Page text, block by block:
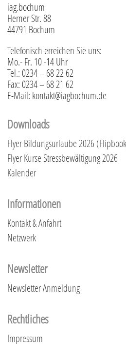
iag.bochum
Herner Str. 88
44791 Bochum
Telefonisch erreichen Sie uns:
Mo.- Fr. 10 -14 Uhr
Tel.: 0234 – 68 22 62
Fax: 0234 – 68 21 62
E-Mail: kontakt@iagbochum.de
Downloads
Flyer Bildungsurlaube 2026
Flyer Kurse Stressbewältigung 2026
Kalender
Informationen
Kontakt & Anfahrt
Netzwerk
Newsletter
Newsletter Anmeldung
Rechtliches
Impressum